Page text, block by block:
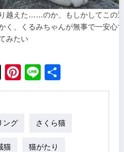
越えた……のか、もしかしてこの
、くるみちゃんが無事で一安心
みたい
X Pinterest
Line
ング さくら猫
猫 猫がたり